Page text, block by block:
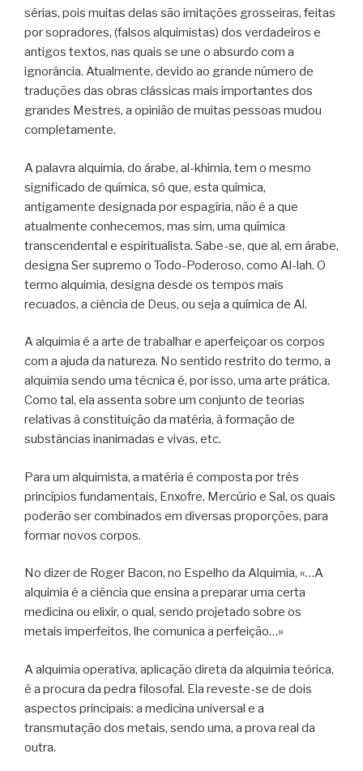
sérias, pois muitas delas são imitações grosseiras, feitas
por sopradores, (falsos alquimistas) dos verdadeiros e
antigos textos, nas quais se une o absurdo com a
ignorância. Atualmente, devido ao grande número de
traduções das obras clássicas mais importantes dos
grandes Mestres, a opinião de muitas pessoas mudou
completamente.
A palavra alquimia, do árabe, al-khimia, tem o mesmo
significado de química, só que, esta química,
antigamente designada por espagíria, não é a que
atualmente conhecemos, mas sim, uma química
transcendental e espiritualista. Sabe-se, que al, em árabe,
designa Ser supremo o Todo-Poderoso, como Al-lah. O
termo alquimia, designa desde os tempos mais
recuados, a ciência de Deus, ou seja a química de Al.
A alquimia é a arte de trabalhar e aperfeiçoar os corpos
com a ajuda da natureza. No sentido restrito do termo, a
alquimia sendo uma técnica é, por isso, uma arte prática.
Como tal, ela assenta sobre um conjunto de teorias
relativas à constituição da matéria, à formação de
substâncias inanimadas e vivas, etc.
Para um alquimista, a matéria é composta por três
princípios fundamentais, Enxofre, Mercúrio e Sal, os quais
poderão ser combinados em diversas proporções, para
formar novos corpos.
No dizer de Roger Bacon, no Espelho da Alquimia, «…A
alquimia é a ciência que ensina a preparar uma certa
medicina ou elixir, o qual, sendo projetado sobre os
metais imperfeitos, lhe comunica a perfeição…»
A alquimia operativa, aplicação direta da alquimia teórica,
é a procura da pedra filosofal. Ela reveste-se de dois
aspectos principais: a medicina universal e a
transmutação dos metais, sendo uma, a prova real da
outra.